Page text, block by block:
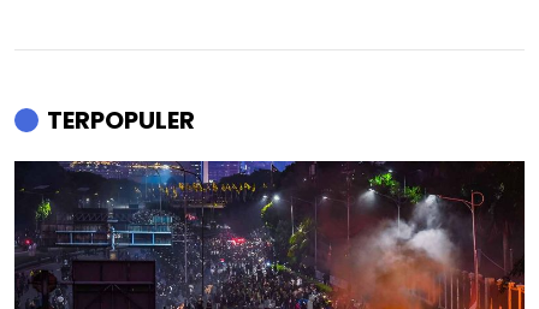
TERPOPULER